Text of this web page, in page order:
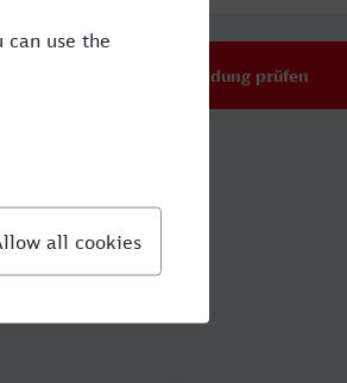
Verbindung prüfen